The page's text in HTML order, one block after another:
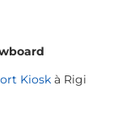
Kiosk à Rigi